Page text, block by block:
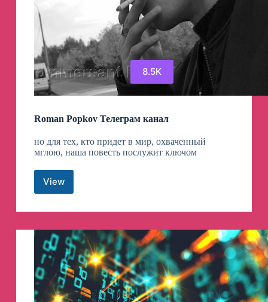
8.5K
Roman Popkov Телеграм канал
но для тех, кто придет в мир, охваченный
мглою, наша повесть послужит ключом
ViewRoman
Popkov
Телеграм